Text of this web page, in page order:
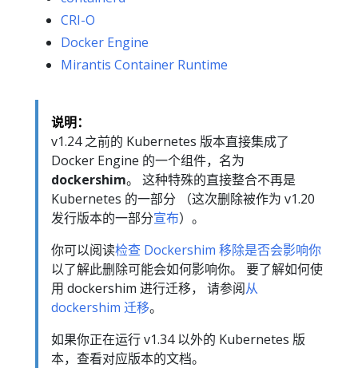
CRI-O
Docker Engine
Mirantis Container Runtime
说明：
v1.24 之前的 Kubernetes 版本直接集成了
Docker Engine 的一个组件，名为
dockershim。 这种特殊的直接整合不再是
Kubernetes 的一部分 （这次删除被作为 v1.20
发行版本的一部分宣布）。
你可以阅读检查 Dockershim 移除是否会影响你
以了解此删除可能会如何影响你。 要了解如何使
用 dockershim 进行迁移， 请参阅从
dockershim 迁移。
如果你正在运行 v1.34 以外的 Kubernetes 版
本，查看对应版本的文档。